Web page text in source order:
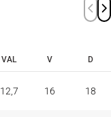
VAL V D
VAL
12,7 16 18